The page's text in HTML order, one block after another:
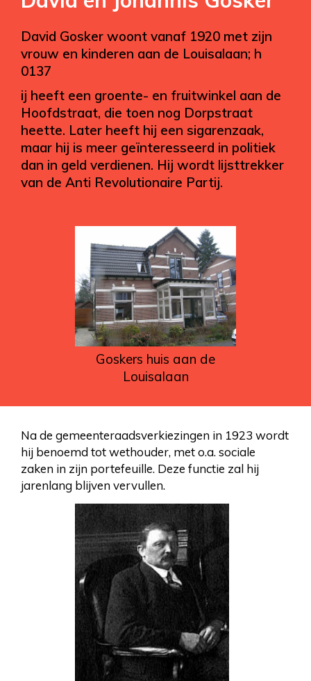
David Gosker woont vanaf 1920 met zijn
vrouw en kinderen aan de Louisalaan; h
0137
ij heeft een groente- en fruitwinkel aan de
Hoofdstraat, die toen nog Dorpstraat
heette. Later heeft hij een sigarenzaak,
maar hij is meer geïnteresseerd in politiek
dan in geld verdienen. Hij wordt lijsttrekker
van de Anti Revolutionaire Partij.
Goskers huis aan de
Louisalaan
Na de gemeenteraadsverkiezingen in 1923 wordt
hij benoemd tot wethouder, met o.a. sociale
zaken in zijn portefeuille. Deze functie zal hij
jarenlang blijven vervullen.